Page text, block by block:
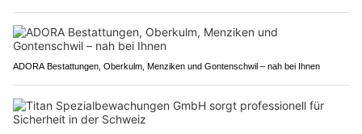
ADORA Bestattungen, Oberkulm, Menziken und Gontenschwil – nah bei Ihnen